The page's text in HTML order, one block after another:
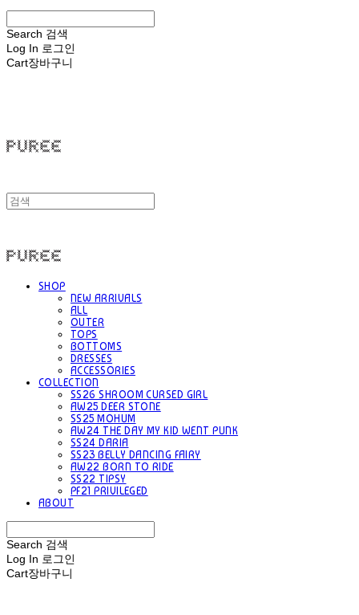
Search 검색
Log In 로그인
Cart장바구니
SHOP
NEW ARRIVALS
ALL
OUTER
TOPS
BOTTOMS
DRESSES
ACCESSORIES
COLLECTION
SS26 SHROOM CURSED GIRL
AW25 DEER STONE
SS25 MOHUM
AW24 THE DAY MY KID WENT PUNK
SS24 DARIA
SS23 BELLY DANCING FAIRY
AW22 BORN TO RIDE
SS22 TIPSY
PF21 PRIVILEGED
ABOUT
Search 검색
Log In 로그인
Cart장바구니